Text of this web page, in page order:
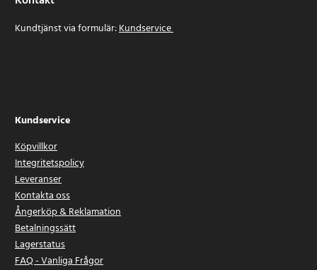
Kundtjänst via formulär:Kundservice
Kundservice
Köpvillkor
Integritetspolicy
Leveranser
Kontakta oss
Ångerköp & Reklamation
Betalningssätt
Lagerstatus
FAQ - Vanliga Frågor